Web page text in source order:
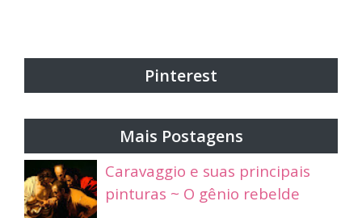
Pinterest
Mais Postagens
Caravaggio e suas principais
pinturas ~ O gênio rebelde